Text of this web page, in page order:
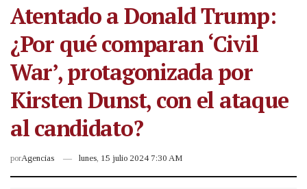
Atentado a Donald Trump:
¿Por qué comparan ‘Civil
War’, protagonizada por
Kirsten Dunst, con el ataque
al candidato?
porAgencias lunes, 15 julio 2024 7:30 AM